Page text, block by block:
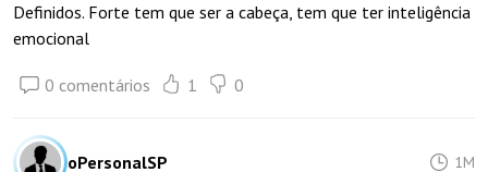
Definidos. Forte tem que ser a cabeça, tem que ter inteligência
emocional
0 comentários 1 0
oPersonalSP 1M